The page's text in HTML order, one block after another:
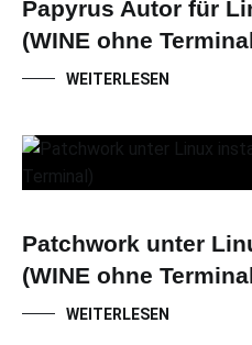
Papyrus Autor für
(WINE ohne
WEITERLESEN
Patchwork unter
(WINE ohne
WEITERLESEN